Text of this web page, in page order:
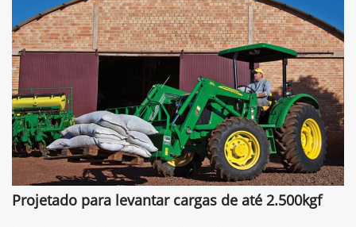
Projetado para levantar cargas de até 2.500kgf